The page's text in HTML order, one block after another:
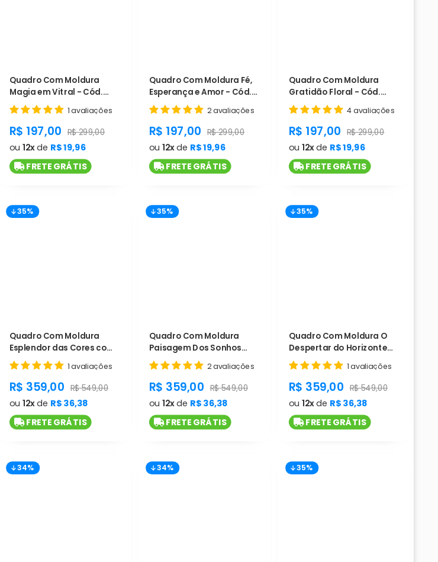
Quadro Com Moldura
Magia em Vitral - Cód.
L1176
1 avaliações
product.general.sale_price
R$ 197,00 product.general.regular_price
R$ 299,00
ou 12xde R$ 19,96
FRETE GRÁTIS
Quadro Com Moldura Fé,
Esperança e Amor - Cód.
L1175
2 avaliações
product.general.sale_price
R$ 197,00 product.general.regular_price
R$ 299,00
ou 12xde R$ 19,96
FRETE GRÁTIS
Quadro Com Moldura
Gratidão Floral - Cód.
L1174
4 avaliações
R$ 197,00 R$ 299,00
ou 12xde R$ 19,96
FRETE GRÁTIS
35%
Quadro Com Moldura
Esplendor das Cores com
2 telas - Cód. L1173
1 avaliações
product.general.sale_price
R$ 359,00 product.general.regular_price
R$ 549,00
ou 12xde R$ 36,38
FRETE GRÁTIS
35%
Quadro Com Moldura
Paisagem Dos Sonhos
com 2 telas - Cód. L1171
2 avaliações
product.general.sale_price
R$ 359,00 product.general.regular_price
R$ 549,00
ou 12xde R$ 36,38
FRETE GRÁTIS
35%
Quadro Com Moldura O
Despertar do Horizonte
com 2 telas - Cód. L1170
1 avaliações
R$ 359,00 R$ 549,00
ou 12xde R$ 36,38
FRETE GRÁTIS
34% 34% 35%